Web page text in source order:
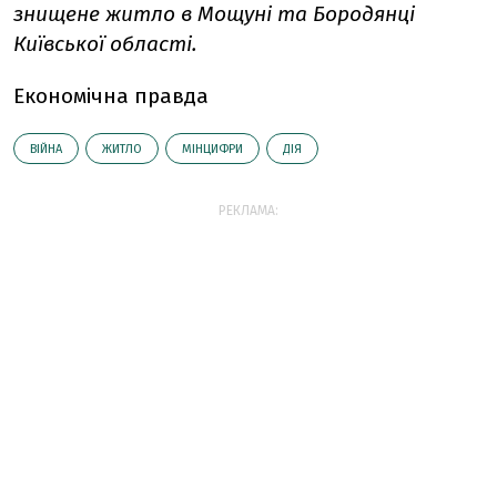
знищене житло в Мощуні та Бородянці
Київської області.
Економічна правда
ВІЙНА ЖИТЛО МІНЦИФРИ ДІЯ
РЕКЛАМА: